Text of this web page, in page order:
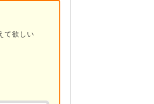
て欲しい